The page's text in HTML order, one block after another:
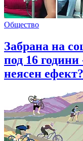
Общество
Забрана на
под 16
неясен ефект?